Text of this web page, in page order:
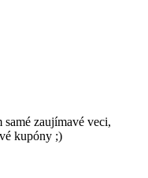
zaujímavé veci,
kupóny ;)